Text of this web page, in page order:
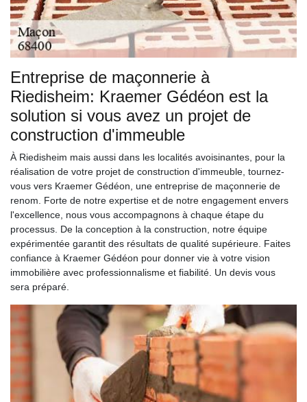
Entreprise de maçonnerie à
Riedisheim: Kraemer Gédéon est la
solution si vous avez un projet de
construction d'immeuble
À Riedisheim mais aussi dans les localités avoisinantes, pour la
réalisation de votre projet de construction d'immeuble, tournez-
vous vers Kraemer Gédéon, une entreprise de maçonnerie de
renom. Forte de notre expertise et de notre engagement envers
l'excellence, nous vous accompagnons à chaque étape du
processus. De la conception à la construction, notre équipe
expérimentée garantit des résultats de qualité supérieure. Faites
confiance à Kraemer Gédéon pour donner vie à votre vision
immobilière avec professionnalisme et fiabilité. Un devis vous
sera préparé.